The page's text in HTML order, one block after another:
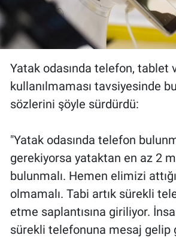
Yatak odasında telefon, tablet
kullanılmaması tavsiyesinde
sözlerini şöyle sürdürdü:
"Yatak odasında telefon
gerekiyorsa yataktan en az 2
bulunmalı. Hemen elimizi
olmamalı. Tabi artık sürekli
etme saplantısına giriliyor.
sürekli telefonuna mesaj gelip